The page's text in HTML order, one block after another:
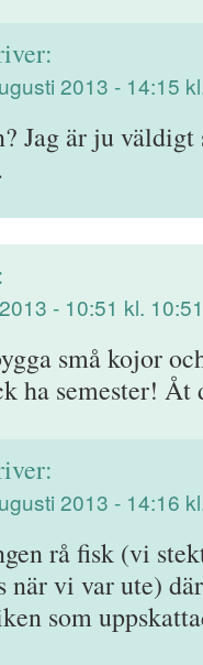
2013 - 14:15
Jag är ju
- 10:51 kl. 10:51
små kojor
ha semester! Åt
2013 - 14:16
rå fisk (vi
när vi var ute)
som